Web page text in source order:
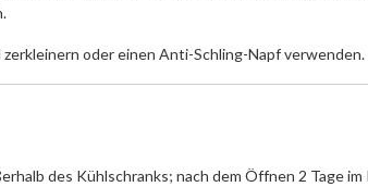
oder einen Anti-Schling-Napf verwenden.
des Kühlschranks; nach dem Öffnen 2 Tage im